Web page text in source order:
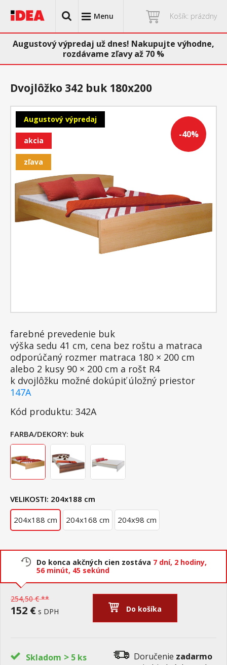
Menu Košík: prázdny
Augustový výpredaj už dnes! Nakupujte výhodne,
rozdávame zľavy až 70 %
-40%
Augustový výpredaj
akcia
zľava
Dvojlôžko 342 buk 180x200
farebné prevedenie buk
výška sedu 41 cm, cena bez roštu a matraca
odporúčaný rozmer matraca 180 × 200 cm
alebo 2 kusy 90 × 200 cm a rošt R4
k dvojlôžku možné dokúpiť úložný priestor
147A
Kód produktu: 342A
FARBA/DEKORY: buk
VELIKOSTI: 204x188 cm
204x188 cm 204x168 cm 204x98 cm
Do konca akčných cien zostáva 7 dní, 2 hodiny,
56 minút, 44 sekúnd
254,50 € **
152 € s DPH Do košíka
Skladom > 5 ks Doručenie zadarmo